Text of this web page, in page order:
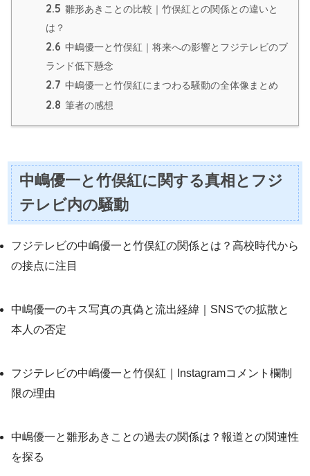
2.5 雛形あきことの比較｜竹俣紅との関係との違いと
は？
2.6 中嶋優一と竹俣紅｜将来への影響とフジテレビのブ
ランド低下懸念
2.7 中嶋優一と竹俣紅にまつわる騒動の全体像まとめ
2.8 筆者の感想
中嶋優一と竹俣紅に関する真相とフジ
テレビ内の騒動
フジテレビの中嶋優一と竹俣紅の関係とは？高校時代から
の接点に注目
中嶋優一のキス写真の真偽と流出経緯｜SNSでの拡散と
本人の否定
フジテレビの中嶋優一と竹俣紅｜Instagramコメント欄制
限の理由
中嶋優一と雛形あきことの過去の関係は？報道との関連性
を探る